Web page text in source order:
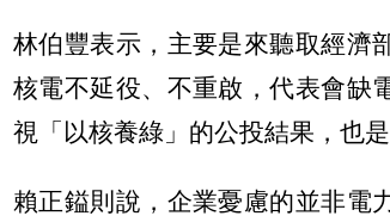
林伯豐表示，主要是來聽取經濟
核電不延役、不重啟，代表會缺
視「以核養綠」的公投結果，也
賴正鎰則說，企業憂慮的並非電